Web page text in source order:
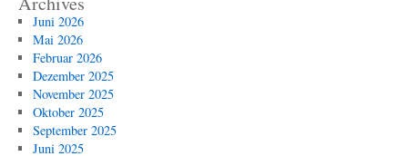
Juni 2026
Mai 2026
Februar 2026
Dezember 2025
November 2025
Oktober 2025
September 2025
Juni 2025